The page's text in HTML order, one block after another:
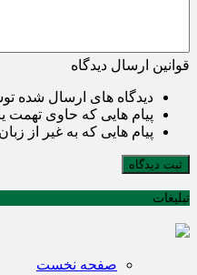
قوانین ارسال دیدگاه
دیدگاه های ارسال شده
پیام هایی که حاوی تهمت
پیام هایی که به غیر از
ثبت دیدگاه
تبلیغات
صفحه نخست